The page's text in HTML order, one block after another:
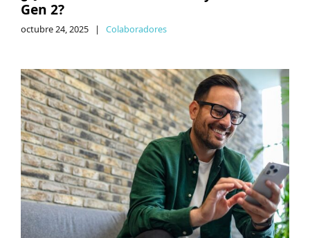
Gen 2?
octubre 24, 2025 | Colaboradores